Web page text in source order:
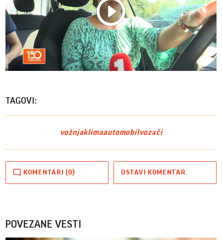
Play
TAGOVI:
vožnjaklimaautomobilvozači
KOMENTARI (0) OSTAVI KOMENTAR
POVEZANE VESTI